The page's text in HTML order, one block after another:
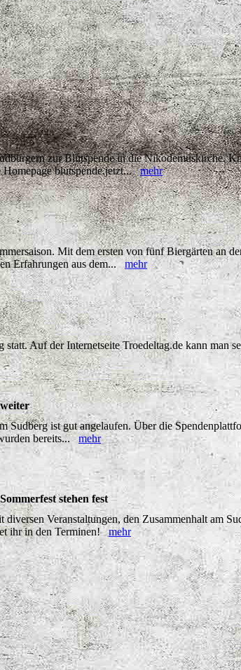
zur Blutspende in die Nikodemuskirche.
Homepage blutspende.jetzt...mehr
Mit dem ersten von fünf Biergärten an
Erfahrungen aus dem...mehr
Auf der Internetseite Troedeltag.de kann man
Sudberg ist gut angelaufen. Über die
bereits...mehr
stehen fest
Veranstaltungen, den Zusammenhalt am
ihr in den Terminen!mehr